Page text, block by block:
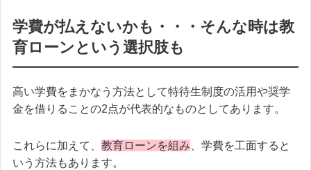
学費が払えないかも・・・そんな時は教
育ローンという選択肢も
高い学費をまかなう方法として特待生制度の活用や奨学
金を借りることの2点が代表的なものとしてあります。
これらに加えて、 教育ローンを組み、学費を工面すると
いう方法もあります。